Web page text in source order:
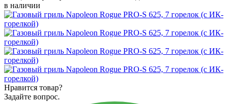
в наличии
Нравится товар?
Задайте вопрос.